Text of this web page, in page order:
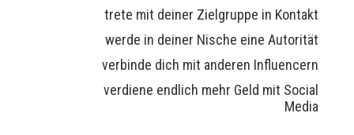
trete mit deiner Zielgruppe in Kontakt
werde in deiner Nische eine Autorität
verbinde dich mit anderen Influencern
verdiene endlich mehr Geld mit Social
Media